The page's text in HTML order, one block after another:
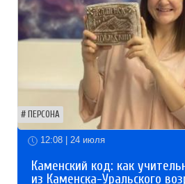
ПЕРСОНА
12:08 | 24 июля
Каменский код: как
из Каменска-Уральского